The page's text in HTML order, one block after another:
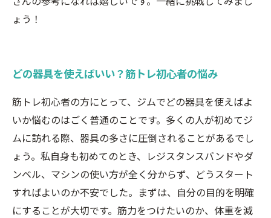
ょう！
どの器具を使えばいい？筋トレ初心者の悩み
筋トレ初心者の方にとって、ジムでどの器具を使えばよ
いか悩むのはごく普通のことです。多くの人が初めてジ
ムに訪れる際、器具の多さに圧倒されることがあるでし
ょう。私自身も初めてのとき、レジスタンスバンドやダ
ンベル、マシンの使い方が全く分からず、どうスタート
すればよいのか不安でした。まずは、自分の目的を明確
にすることが大切です。筋力をつけたいのか、体重を減